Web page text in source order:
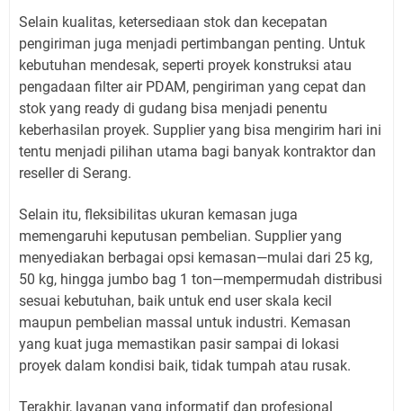
Selain kualitas, ketersediaan stok dan kecepatan
pengiriman juga menjadi pertimbangan penting. Untuk
kebutuhan mendesak, seperti proyek konstruksi atau
pengadaan filter air PDAM, pengiriman yang cepat dan
stok yang ready di gudang bisa menjadi penentu
keberhasilan proyek. Supplier yang bisa mengirim hari ini
tentu menjadi pilihan utama bagi banyak kontraktor dan
reseller di Serang.
Selain itu, fleksibilitas ukuran kemasan juga
memengaruhi keputusan pembelian. Supplier yang
menyediakan berbagai opsi kemasan—mulai dari 25 kg,
50 kg, hingga jumbo bag 1 ton—mempermudah distribusi
sesuai kebutuhan, baik untuk end user skala kecil
maupun pembelian massal untuk industri. Kemasan
yang kuat juga memastikan pasir sampai di lokasi
proyek dalam kondisi baik, tidak tumpah atau rusak.
Terakhir, layanan yang informatif dan profesional